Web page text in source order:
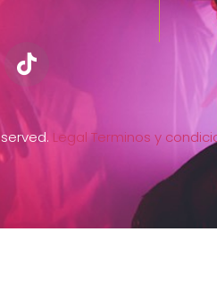
Legal Terminos y